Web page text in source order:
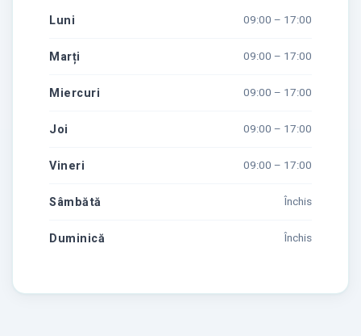
Luni 09:00 – 17:00
Marți 09:00 – 17:00
Miercuri 09:00 – 17:00
Joi 09:00 – 17:00
Vineri 09:00 – 17:00
Sâmbătă Închis
Duminică Închis